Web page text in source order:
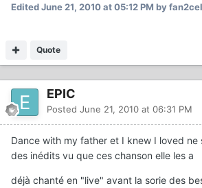
EditedJune 21, 2010 at 05:12 PM by
Quote
EPIC
Posted June 21, 2010 at 06:31 PM
Dance with my father et I knew I loved ne
des inédits vu que ces chanson elle les a
déjà chanté en "live" avant la sorie des